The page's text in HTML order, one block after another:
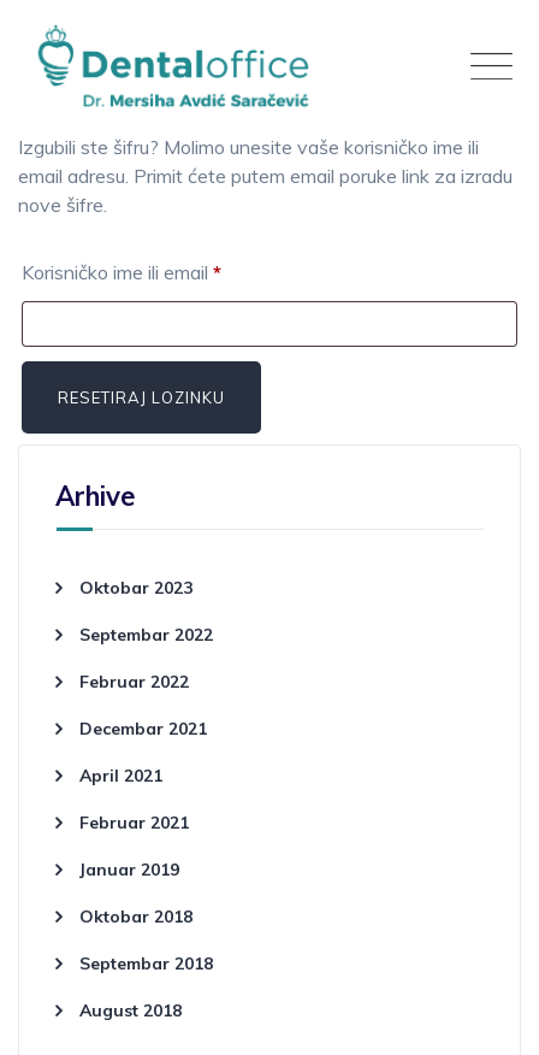
content
Izgubili ste šifru? Molimo unesite vaše korisničko ime ili
email adresu. Primit ćete putem email poruke link za izradu
nove šifre.
Korisničko ime ili email *Obavezno
RESETIRAJ LOZINKU
Arhive
Oktobar 2023
Septembar 2022
Februar 2022
Decembar 2021
April 2021
Februar 2021
Januar 2019
Oktobar 2018
Septembar 2018
August 2018